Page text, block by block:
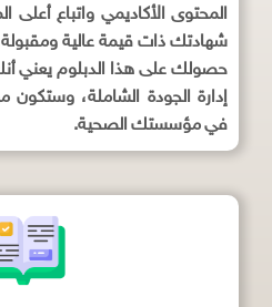
المحتوى الأكاديمي واتباع أعلى
شهادتك ذات قيمة عالية
حصولك على هذا الدبلوم يعني
إدارة الجودة الشاملة، وستكون
في مؤسستك الصحية.